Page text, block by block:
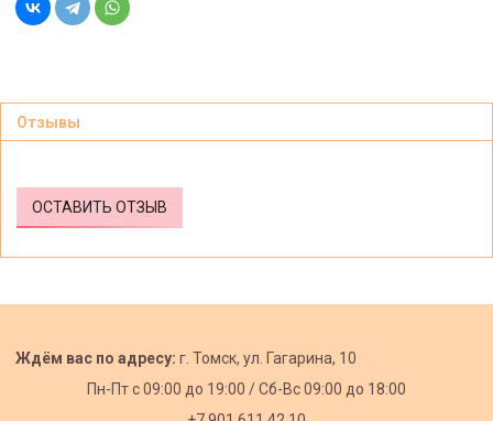
Отзывы
ОСТАВИТЬ ОТЗЫВ
Ждём вас по адресу: г. Томск, ул. Гагарина, 10
Пн-Пт с09:00 до 19:00 /Сб-Вс 09:00 до 18:00